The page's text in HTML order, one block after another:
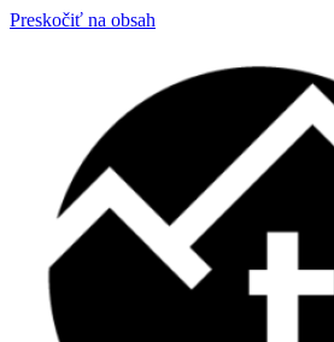
Preskočiť na obsah